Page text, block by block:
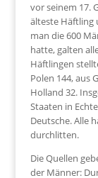
vor seinem 17.
älteste Häftling
man die 600
hatte, galten
Häftlingen
Polen 144, aus
Holland 32.
Staaten in
Deutsche. Alle
durchlitten.
Die Quellen
der Männer: